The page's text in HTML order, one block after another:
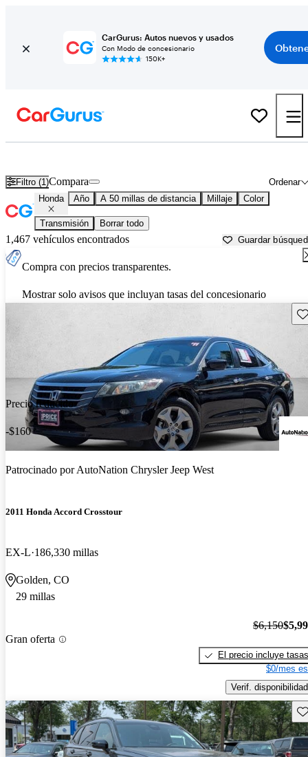
CarGurus: Autos nuevos y usados
Con Modo de concesionario
150K+
Filtro (1) Ordenar
Compara
Honda Año A 50 millas de distancia Millaje Color
Transmisión Borrar todo
1,467 vehículos encontrados Guardar
Compra con precios transparentes.
Mostrar solo avisos que incluyan tasas del concesionario
Precio reducido
-$160
Patrocinado porAutoNation Chrysler Jeep West
2011 Honda Accord Crosstour
EX-L 186,330 millas
Golden, CO
29 millas
Gran oferta
$6,150
El precio incluye tasas
$0/mes
Verif. disponibilidad